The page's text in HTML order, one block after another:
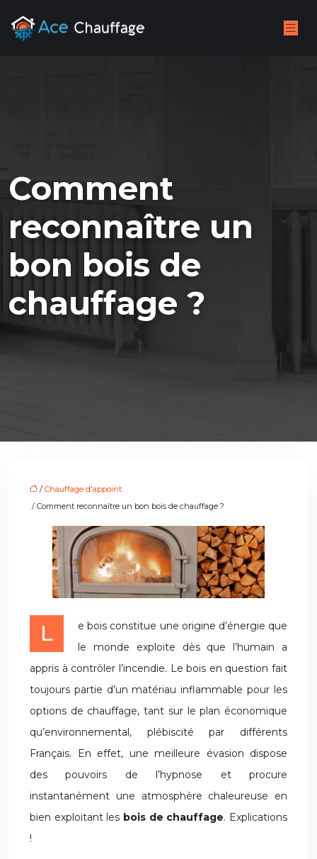
Comment
reconnaître un
bon bois de
chauffage ?
/ Chauffage d'appoint
/ Comment reconnaître un bon bois de chauffage ?
Le bois constitue une origine d’énergie que
le monde exploite dès que l’humain a
appris à contrôler l’incendie. Le bois en question fait
toujours partie d’un matériau inflammable pour les
options de chauffage, tant sur le plan économique
qu’environnemental, plébiscité par différents
Français. En effet, une meilleure évasion dispose
des pouvoirs de l’hypnose et procure
instantanément une atmosphère chaleureuse en
bien exploitant les bois de chauffage. Explications
!